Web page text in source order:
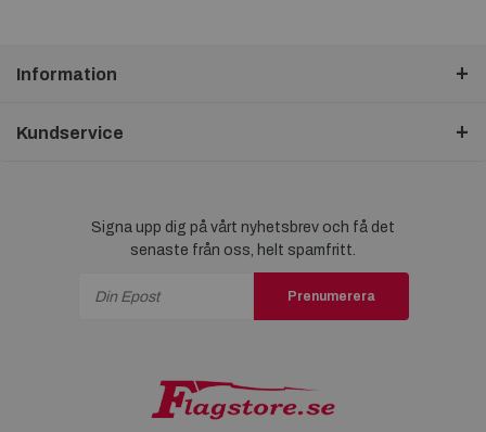
Information
Kundservice
Signa upp dig på vårt nyhetsbrev och få det
senaste från oss, helt spamfritt.
Prenumerera